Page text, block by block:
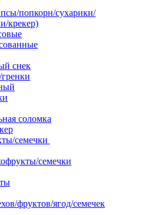
попкорн/сухарики/
крекер)
снек
соломка
семечки
семечки
фруктов/ягод/семечек